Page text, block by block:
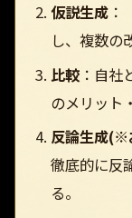
仮説生成：
し、複数の
比較：自社
のメリット
反論生成(※
徹底的に反
る。